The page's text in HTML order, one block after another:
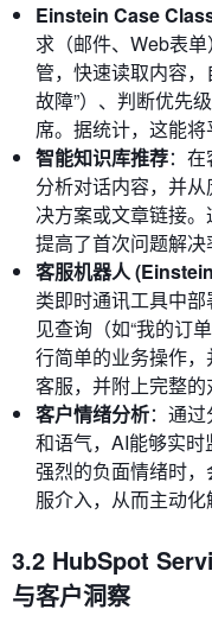
Einstein Case
求（邮件、Web表
管，快速读取内容，
故障”）、判断优先
席。据统计，这能将
智能知识库推荐：
分析对话内容，并
决方案或文章链接
提高了首次问题解决
客服机器人
类即时通讯工具中
见查询（如“我的订
行简单的业务操作
客服，并附上完整的
客户情绪分析：通
和语气，AI能够实
强烈的负面情绪时
服介入，从而主动化
3.2 HubSpot
与客户洞察